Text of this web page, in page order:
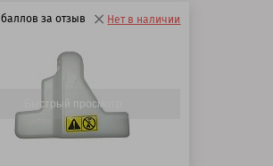
баллов за отзыв Нет в наличии
Быстрый просмотр